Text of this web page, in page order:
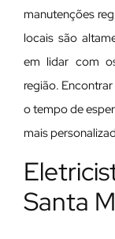
manutenções
locais são
em lidar com
região.
o tempo de
mais
Santa